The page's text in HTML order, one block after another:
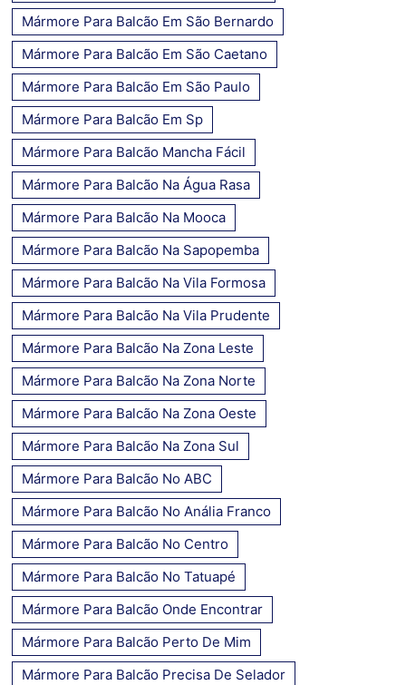
Mármore Para Balcão Em São Bernardo
Mármore Para Balcão Em São Caetano
Mármore Para Balcão Em São Paulo
Mármore Para Balcão Em Sp
Mármore Para Balcão Mancha Fácil
Mármore Para Balcão Na Água Rasa
Mármore Para Balcão Na Mooca
Mármore Para Balcão Na Sapopemba
Mármore Para Balcão Na Vila Formosa
Mármore Para Balcão Na Vila Prudente
Mármore Para Balcão Na Zona Leste
Mármore Para Balcão Na Zona Norte
Mármore Para Balcão Na Zona Oeste
Mármore Para Balcão Na Zona Sul
Mármore Para Balcão No ABC
Mármore Para Balcão No Anália Franco
Mármore Para Balcão No Centro
Mármore Para Balcão No Tatuapé
Mármore Para Balcão Onde Encontrar
Mármore Para Balcão Perto De Mim
Mármore Para Balcão Precisa De Selador